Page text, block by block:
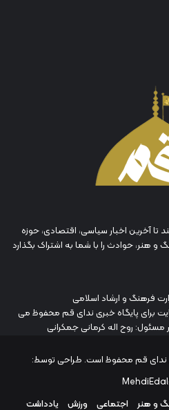
تا آخرین اخبار سیاسی، اقتصادی، حوزه
هنر، حوادث را با شما به اشتراک بگذارد
فرهنگ و ارشاد اسلامی
برای پایگاه خبری ندای قم محفوظ می
مسئول: روح اله کرمانی جمکرانی
ندای قم محفوظ است. طراحی توسط:
و هنر اجتماعی ورزش یادداشت